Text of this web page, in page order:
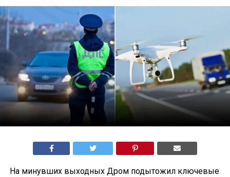
На минувших выходных Дром подытожил ключевые